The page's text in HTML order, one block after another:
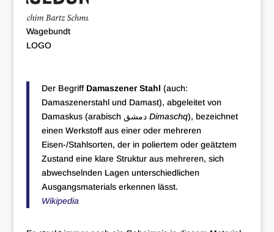
Wagebundt
LOGO
Der Begriff Damaszener Stahl (auch:
Damaszenerstahl und Damast), abgeleitet von
Damaskus (arabisch دمشق Dimaschq), bezeichnet
einen Werkstoff aus einer oder mehreren
Eisen-/Stahlsorten, der in poliertem oder geätztem
Zustand eine klare Struktur aus mehreren, sich
abwechselnden Lagen unterschiedlichen
Ausgangsmaterials erkennen lässt.
Wikipedia